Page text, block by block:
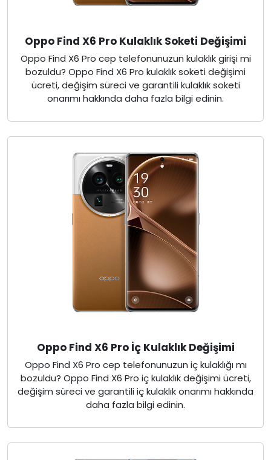
Oppo Find X6 Pro Kulaklık Soketi Değişimi
Oppo Find X6 Pro cep telefonunuzun kulaklık girişi mi
bozuldu? Oppo Find X6 Pro kulaklık soketi değişimi
ücreti, değişim süreci ve garantili kulaklık soketi
onarımı hakkında daha fazla bilgi edinin.
Oppo Find X6 Pro İç Kulaklık Değişimi
Oppo Find X6 Pro cep telefonunuzun iç kulaklığı mı
bozuldu? Oppo Find X6 Pro iç kulaklık değişimi ücreti,
değişim süreci ve garantili iç kulaklık onarımı hakkında
daha fazla bilgi edinin.